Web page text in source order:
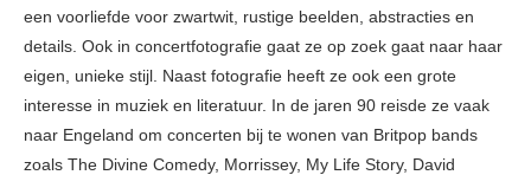
een voorliefde voor zwartwit, rustige beelden, abstracties en
details. Ook in concertfotografie gaat ze op zoek gaat naar haar
eigen, unieke stijl. Naast fotografie heeft ze ook een grote
interesse in muziek en literatuur. In de jaren 90 reisde ze vaak
naar Engeland om concerten bij te wonen van Britpop bands
zoals The Divine Comedy, Morrissey, My Life Story, David